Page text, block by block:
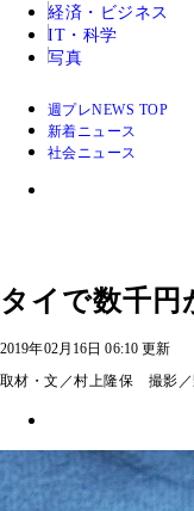
経済・ビジネス
IT・科学
写真
週プレNEWS TOP
新着ニュース
社会ニュース
タイで数千円
2019年02月16日 06:10 更新
取材・文／村上隆保 撮影／